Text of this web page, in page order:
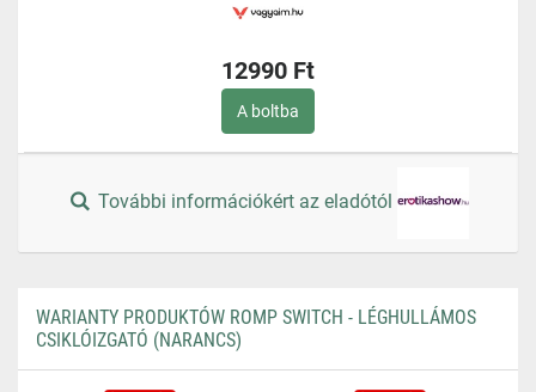
12990 Ft
A boltba
További információkért az eladótól
WARIANTY PRODUKTÓW ROMP SWITCH - LÉGHULLÁMOS
CSIKLÓIZGATÓ (NARANCS)